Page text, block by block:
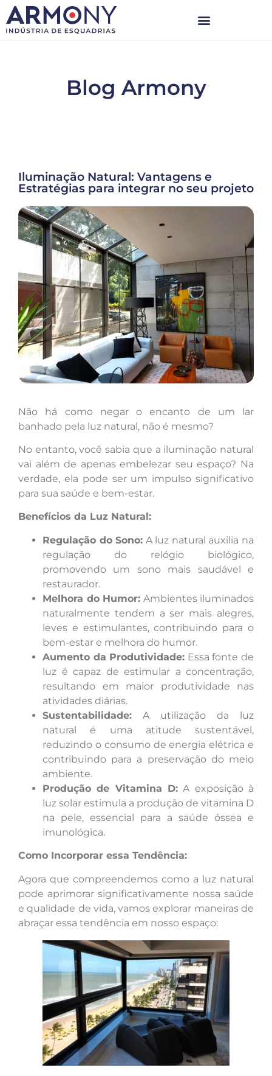
Blog Armony
Iluminação Natural: Vantagens e
Estratégias para integrar no seu projeto
Não há como negar o encanto de um lar
banhado pela luz natural, não é mesmo?
No entanto, você sabia que a iluminação natural
vai além de apenas embelezar seu espaço? Na
verdade, ela pode ser um impulso significativo
para sua saúde e bem-estar.
Benefícios da Luz Natural:
Regulação do Sono: A luz natural auxilia na
regulação do relógio biológico,
promovendo um sono mais saudável e
restaurador.
Melhora do Humor: Ambientes iluminados
naturalmente tendem a ser mais alegres,
leves e estimulantes, contribuindo para o
bem-estar e melhora do humor.
Aumento da Produtividade: Essa fonte de
luz é capaz de estimular a concentração,
resultando em maior produtividade nas
atividades diárias.
Sustentabilidade: A utilização da luz
natural é uma atitude sustentável,
reduzindo o consumo de energia elétrica e
contribuindo para a preservação do meio
ambiente.
Produção de Vitamina D: A exposição à
luz solar estimula a produção de vitamina D
na pele, essencial para a saúde óssea e
imunológica.
Como Incorporar essa Tendência:
Agora que compreendemos como a luz natural
pode aprimorar significativamente nossa saúde
e qualidade de vida, vamos explorar maneiras de
abraçar essa tendência em nosso espaço: